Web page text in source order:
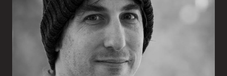
Inscribir
Boletería